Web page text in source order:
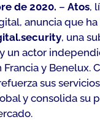
de 2020. – Atos,
anuncia que
, una
un actor
y Benelux.
sus
y consolida su